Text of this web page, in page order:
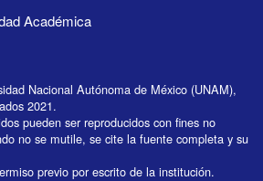
Académica
Nacional Autónoma de México (UNAM),
2021.
pueden ser reproducidos con fines no
no se mutile, se cite la fuente completa y su
previo por escrito de la institución.